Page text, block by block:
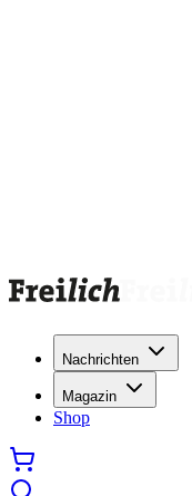
Nachrichten
Magazin
Shop